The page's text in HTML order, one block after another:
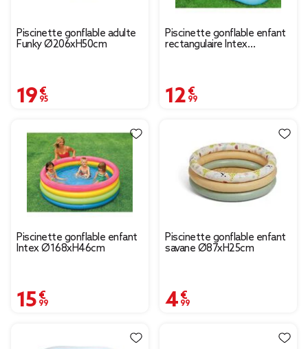
Piscinette gonflable adulte
Funky Ø206xH50cm
19,95 €
Piscinette gonflable enfant
rectangulaire Intex
12,99 €
Piscinette gonflable enfant
Intex Ø168xH46cm
15,99 €
Piscinette gonflable enfant
savane Ø87xH25cm
4,99 €